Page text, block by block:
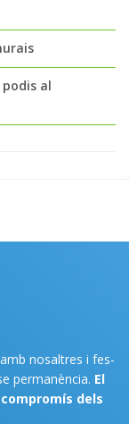
al
nosaltres i fes-
permanència. El
dels